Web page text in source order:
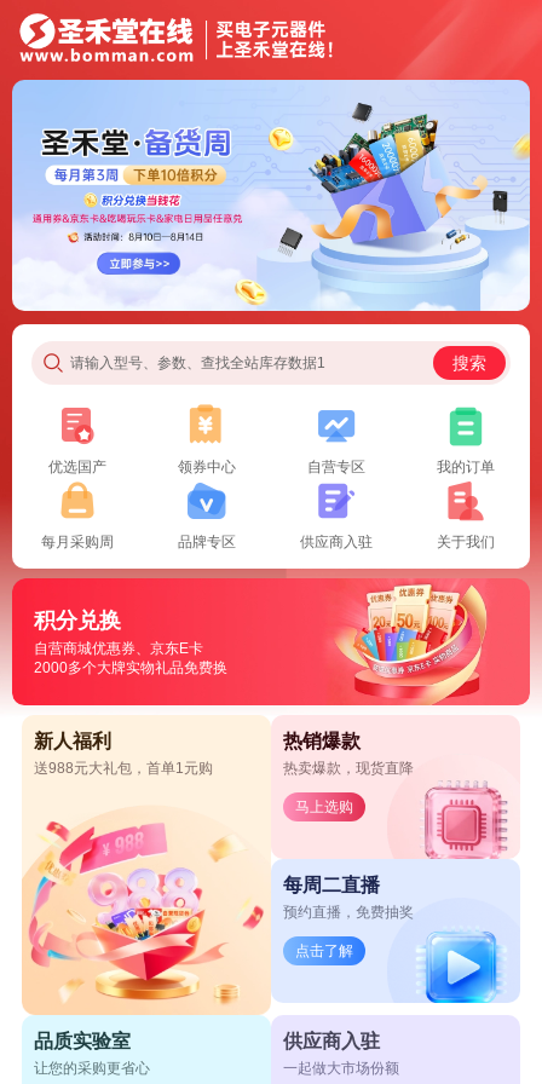
请输入型号、参数、查找全站库存数据1 搜索
优选国产 领券中心 自营专区 我的订单
每月采购周 品牌专区 供应商入驻 关于我们
积分兑换
自营商城优惠券、京东E卡
2000多个大牌实物礼品免费换
新人福利
送988元大礼包，首单1元购
热销爆款
热卖爆款，现货直降
马上选购
每周二直播
预约直播，免费抽奖
点击了解
品质实验室
让您的采购更省心
供应商入驻
一起做大市场份额